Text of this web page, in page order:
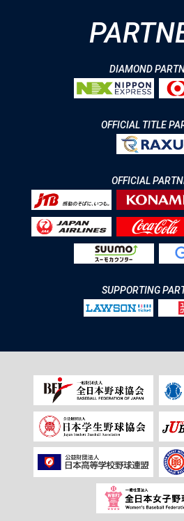
DIAMOND
OFFICIAL TITLE
OFFICIAL
SUPPORTING